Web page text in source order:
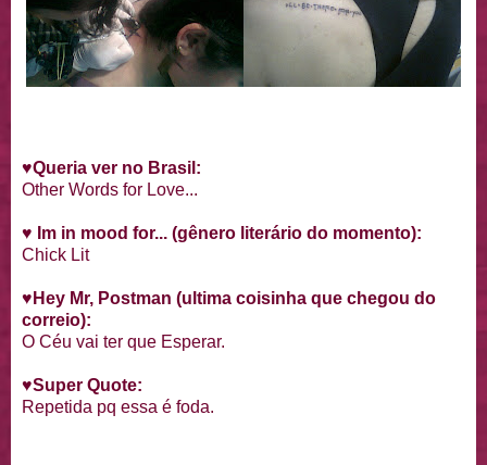
♥Queria ver no Brasil:
Other Words for Love...
♥ Im in mood for... (gênero literário do momento):
Chick Lit
♥ Hey Mr, Postman (ultima coisinha que chegou do
correio):
O Céu vai ter que Esperar.
♥Super Quote:
Repetida pq essa é foda.